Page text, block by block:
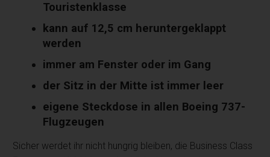
Touristenklasse
kann auf 12,5 cm heruntergeklappt
werden
immer am Fenster oder im Gang
der Sitz in der Mitte ist immer leer
eigene Steckdose in allen Boeing 737-
Flugzeugen
Sicher werdet ihr nicht hungrig bleiben, die Business Class